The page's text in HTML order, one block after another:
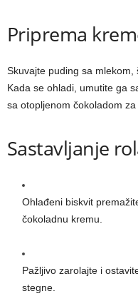
Priprema
Skuvajte puding sa mlekom,
Kada se ohladi, umutite ga
sa otopljenom čokoladom za
Sastavljanje
Ohlađeni biskvit
čokoladnu kremu.
Pažljivo zarolajte i
stegne.